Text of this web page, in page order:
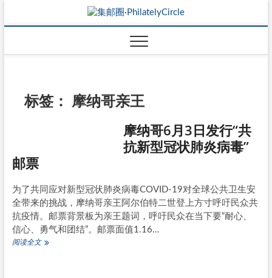
标签： 摩纳哥亲王
摩纳哥6月3日发行“共
抗新型冠状肺炎病毒”
邮票
为了共同应对新型冠状肺炎病毒COVID-19对全球公共卫生安
全带来的挑战，摩纳哥亲王阿尔伯特二世登上方寸呼吁民众共
抗疫情。邮票背景板为亲王题词，呼吁民众在当下要“耐心、
信心、勇气和团结”。邮票面值1.16…
阅读全文摩